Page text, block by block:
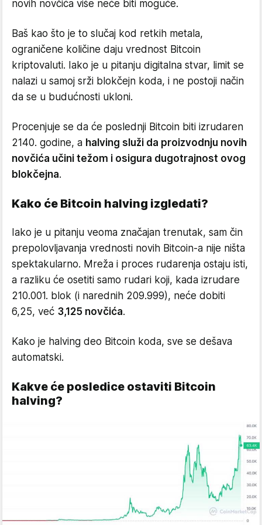
novih novčića više neće biti moguće.
Baš kao što je to slučaj kod retkih metala,
ograničene količine daju vrednost Bitcoin
kriptovaluti. Iako je u pitanju digitalna stvar, limit se
nalazi u samoj srži blokčejn koda, i ne postoji način
da se u budućnosti ukloni.
Procenjuje se da će poslednji Bitcoin biti izrudaren
2140. godine, a halving služi da proizvodnju novih
novčića učini težom i osigura dugotrajnost ovog
blokčejna.
Kako će Bitcoin halving izgledati?
Iako je u pitanju veoma značajan trenutak, sam čin
prepolovljavanja vrednosti novih Bitcoin-a nije ništa
spektakularno. Mreža i proces rudarenja ostaju isti,
a razliku će osetiti samo rudari koji, kada izrudare
210.001. blok (i narednih 209.999), neće dobiti
6,25, već 3,125 novčića.
Kako je halving deo Bitcoin koda, sve se dešava
automatski.
Kakve će posledice ostaviti Bitcoin
halving?